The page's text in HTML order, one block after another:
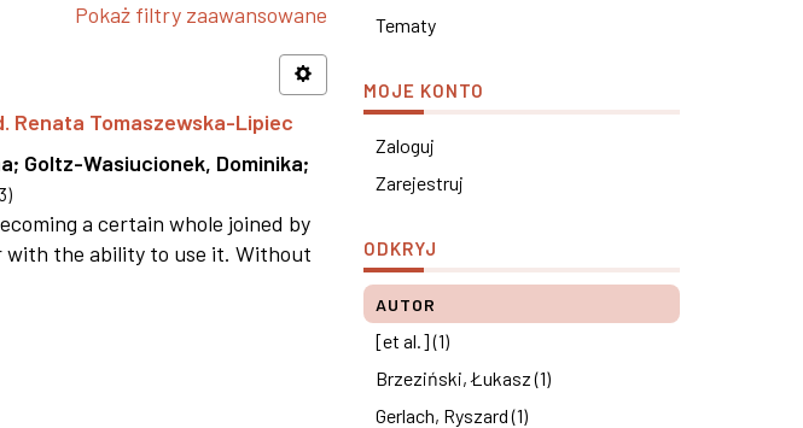
Pokaż filtry zaawansowane
Renata Tomaszewska-Lipiec
; Goltz-Wasiucionek, Dominika;
)
a certain whole joined by
the ability to use it. Without
Tematy
MOJE KONTO
Zaloguj
Zarejestruj
ODKRYJ
AUTOR
[et al.] (1)
Brzeziński, Łukasz (1)
Gerlach, Ryszard (1)